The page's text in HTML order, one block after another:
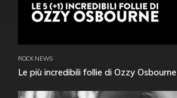
ROCK NEWS
Le più incredibili follie di Ozzy Osbourne